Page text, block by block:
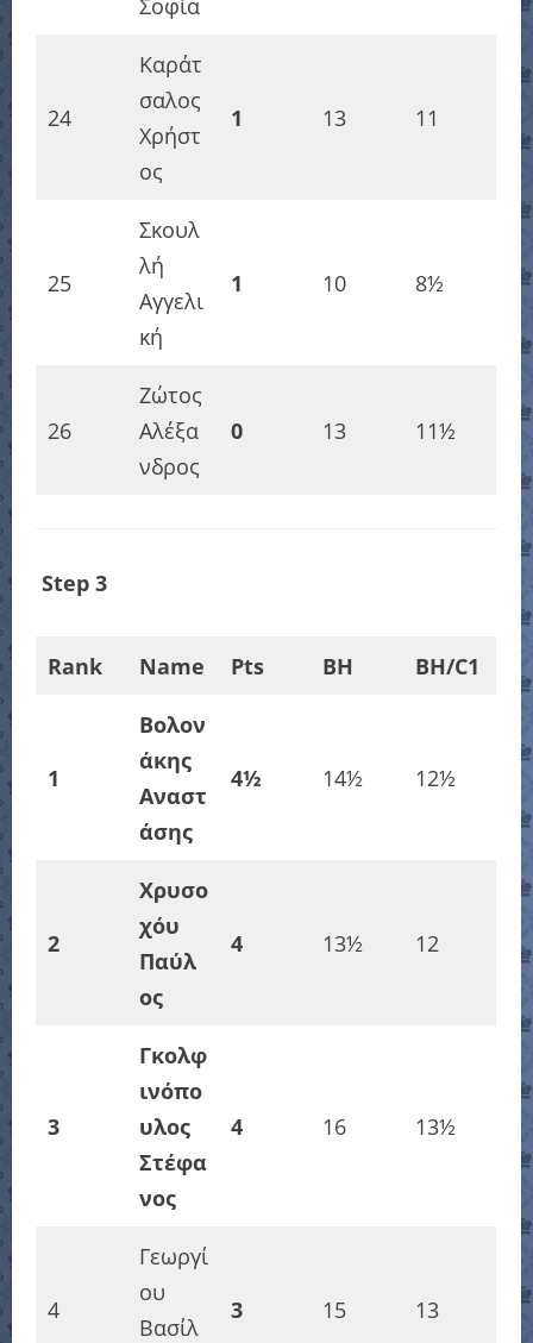
Σοφία
24
Καράτ
σαλος
Χρήστ
ος
1 13 11
25
Σκουλ
λή
Αγγελι
κή
1 10 8½
26
Ζώτος
Αλέξα
νδρος
0 13 11½
Step 3
Rank Name Pts BH BH/C1
1
Βολον
άκης
Αναστ
άσης
4½ 14½ 12½
2
Χρυσο
χόυ
Παύλ
ος
4 13½ 12
3
Γκολφ
ινόπο
υλος
Στέφα
νος
4 16 13½
4
Γεωργί
ου
Βασίλ
3 15 13